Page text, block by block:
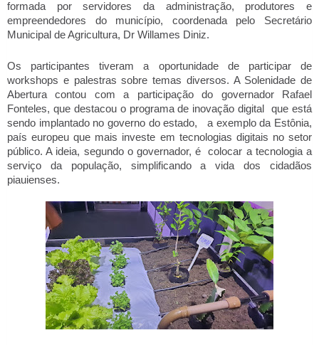
formada por servidores da administração, produtores e
empreendedores do município, coordenada pelo Secretário
Municipal de Agricultura, Dr Willames Diniz.
Os participantes tiveram a oportunidade de participar de
workshops e palestras sobre temas diversos. A Solenidade de
Abertura contou com a participação do governador Rafael
Fonteles, que destacou o programa de inovação digital que está
sendo implantado no governo do estado, a exemplo da Estônia,
país europeu que mais investe em tecnologias digitais no setor
público. A ideia, segundo o governador, é colocar a tecnologia a
serviço da população, simplificando a vida dos cidadãos
piauienses.